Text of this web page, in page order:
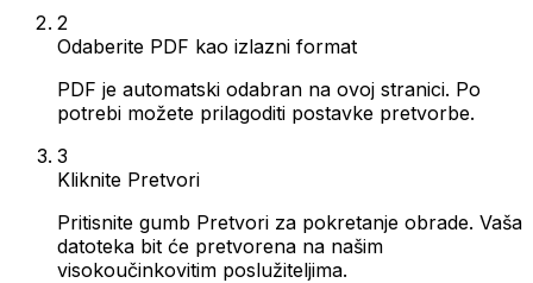
2
Odaberite PDF kao izlazni format
PDF je automatski odabran na ovoj stranici. Po
potrebi možete prilagoditi postavke pretvorbe.
3
Kliknite Pretvori
Pritisnite gumb Pretvori za pokretanje obrade. Vaša
datoteka bit će pretvorena na našim
visokoučinkovitim poslužiteljima.